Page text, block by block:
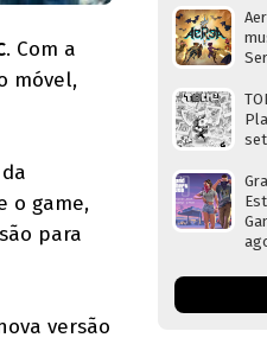
. Com a
móvel,
o game,
para
versão